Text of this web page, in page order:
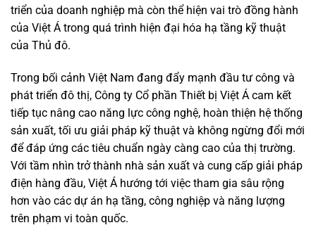
triển của doanh nghiệp mà còn thể hiện vai trò đồng hành
của Việt Á trong quá trình hiện đại hóa hạ tầng kỹ thuật
của Thủ đô.
Trong bối cảnh Việt Nam đang đẩy mạnh đầu tư công và
phát triển đô thị, Công ty Cổ phần Thiết bị Việt Á cam kết
tiếp tục nâng cao năng lực công nghệ, hoàn thiện hệ thống
sản xuất, tối ưu giải pháp kỹ thuật và không ngừng đổi mới
để đáp ứng các tiêu chuẩn ngày càng cao của thị trường.
Với tầm nhìn trở thành nhà sản xuất và cung cấp giải pháp
điện hàng đầu, Việt Á hướng tới việc tham gia sâu rộng
hơn vào các dự án hạ tầng, công nghiệp và năng lượng
trên phạm vi toàn quốc.